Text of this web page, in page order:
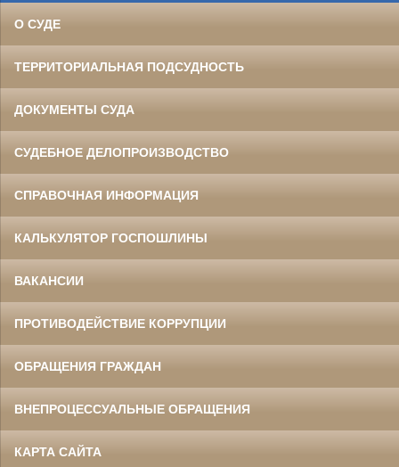
О СУДЕ
ТЕРРИТОРИАЛЬНАЯ ПОДСУДНОСТЬ
ДОКУМЕНТЫ СУДА
СУДЕБНОЕ ДЕЛОПРОИЗВОДСТВО
СПРАВОЧНАЯ ИНФОРМАЦИЯ
КАЛЬКУЛЯТОР ГОСПОШЛИНЫ
ВАКАНСИИ
ПРОТИВОДЕЙСТВИЕ КОРРУПЦИИ
ОБРАЩЕНИЯ ГРАЖДАН
ВНЕПРОЦЕССУАЛЬНЫЕ ОБРАЩЕНИЯ
КАРТА САЙТА